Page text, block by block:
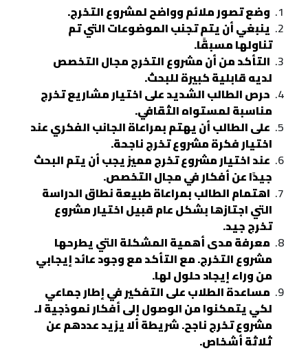
وضع تصور ملائم وواضح لمشروع التخرج.
ينبغي أن يتم تجنب الموضوعات التي تم
تناولها مسبقًا.
التأكد من أن مشروع التخرج مجال التخصص
لديه قابلية كبيرة للبحث.
حرص الطالب الشديد على اختيار مشاريع تخرج
مناسبة لمستواه الثقافي.
على الطالب أن يهتم بمراعاة الجانب الفكري عند
اختيار فكرة مشروع تخرج ناجحة.
عند اختيار مشروع تخرج مميز يجب أن يتم البحث
جيدًا عن أفكار في مجال التخصص.
اهتمام الطالب بمراعاة طبيعة نطاق الدراسة
التي اجتازها بشكل عام قبيل اختيار مشروع
تخرج جيد.
معرفة مدى أهمية المشكلة التي يطرحها
مشروع التخرج. مع التأكد مع وجود عائد إيجابي
من وراء إيجاد حلول لها.
مساعدة الطلاب على التفكير في إطار جماعي
لكي يتمكنوا من الوصول إلى أفكار نموذجية لـ
مشروع تخرج ناجح. شريطة ألا يزيد عددهم عن
ثلاثة أشخاص.